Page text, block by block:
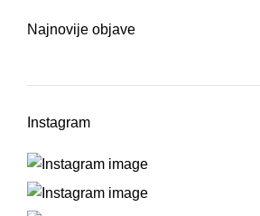
Najnovije objave
Instagram